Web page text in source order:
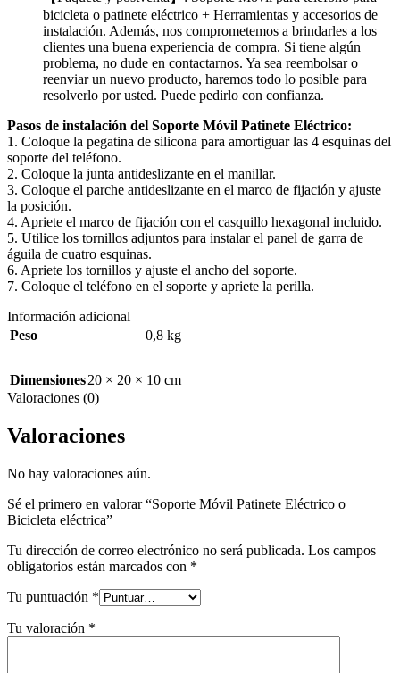
bicicleta o patinete eléctrico + Herramientas y accesorios de
instalación. Además, nos comprometemos a brindarles a los
clientes una buena experiencia de compra. Si tiene algún
problema, no dude en contactarnos. Ya sea reembolsar o
reenviar un nuevo producto, haremos todo lo posible para
resolverlo por usted. Puede pedirlo con confianza.
Pasos de instalación del Soporte Móvil Patinete Eléctrico:
1. Coloque la pegatina de silicona para amortiguar las 4 esquinas del
soporte del teléfono.
2. Coloque la junta antideslizante en el manillar.
3. Coloque el parche antideslizante en el marco de fijación y ajuste
la posición.
4. Apriete el marco de fijación con el casquillo hexagonal incluido.
5. Utilice los tornillos adjuntos para instalar el panel de garra de
águila de cuatro esquinas.
6. Apriete los tornillos y ajuste el ancho del soporte.
7. Coloque el teléfono en el soporte y apriete la perilla.
Información adicional
Peso
0,8 kg
Dimensiones20 × 20 × 10 cm
Valoraciones (0)
Valoraciones
No hay valoraciones aún.
Sé el primero en valorar “Soporte Móvil Patinete Eléctrico o
Bicicleta eléctrica”
Tu dirección de correo electrónico no será publicada. Los campos
obligatorios están marcados con *
Tu puntuación *
Tu valoración *